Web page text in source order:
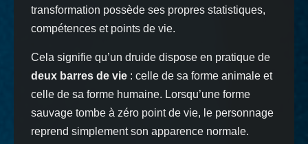
transformation possède ses propres statistiques,
compétences et points de vie.
Cela signifie qu’un druide dispose en pratique de
deux barres de vie : celle de sa forme animale et
celle de sa forme humaine. Lorsqu’une forme
sauvage tombe à zéro point de vie, le personnage
reprend simplement son apparence normale.